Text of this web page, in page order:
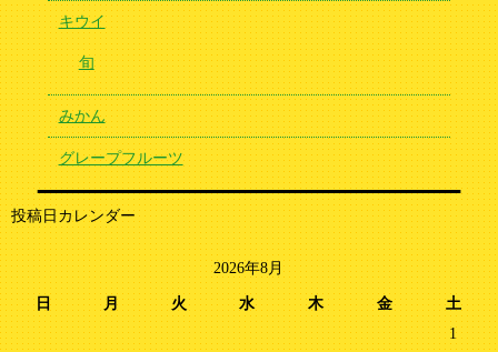
キウイ
旬
みかん
グレープフルーツ
投稿日カレンダー
2026年8月
日 月 火 水 木 金
土
1